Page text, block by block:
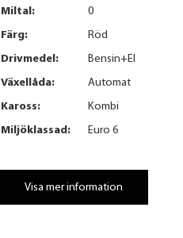
Miltal:
0
Färg:
Röd
Drivmedel:
Bensin+El
Växellåda:
Automat
Kaross:
Kombi
Miljöklassad:
Euro 6
Visa mer information